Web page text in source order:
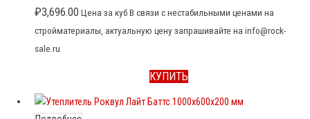
₽3,696.00 Цена за куб В связи с нестабильными ценами на
стройматериалы, актуальную цену запрашивайте на info@rock-
sale.ru
КУПИТЬ